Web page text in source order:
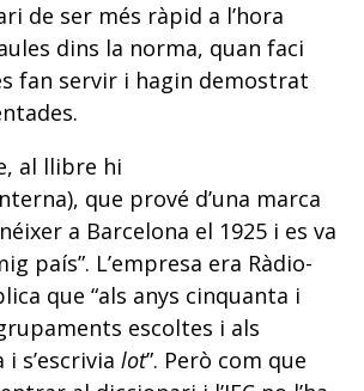
de ser més ràpid a l’hora
dins la norma, quan faci
fan servir i hagin demostrat
al llibre hi
que prové d’una marca
a Barcelona el 1925 i es va
país”. L’empresa era Ràdio-
que “als anys cinquanta i
escoltes i als
s’escrivia lot”. Però com que